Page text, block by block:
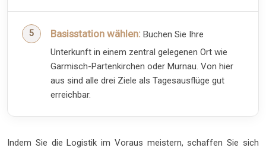
Basisstation wählen: Buchen Sie Ihre
Unterkunft in einem zentral gelegenen Ort wie
Garmisch-Partenkirchen oder Murnau. Von hier
aus sind alle drei Ziele als Tagesausflüge gut
erreichbar.
Indem Sie die Logistik im Voraus meistern, schaffen Sie sich